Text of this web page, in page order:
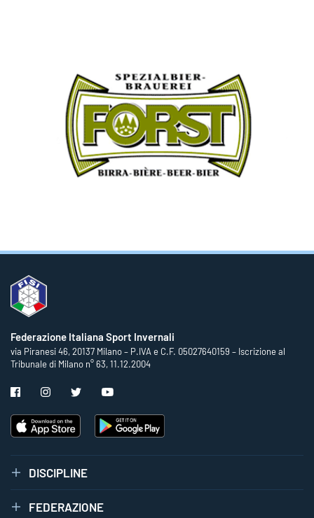
Federazione Italiana Sport Invernali
via Piranesi 46, 20137 Milano – P.IVA e C.F. 05027640159 – Iscrizione al
Tribunale di Milano n° 63, 11.12.2004
DISCIPLINE
FEDERAZIONE